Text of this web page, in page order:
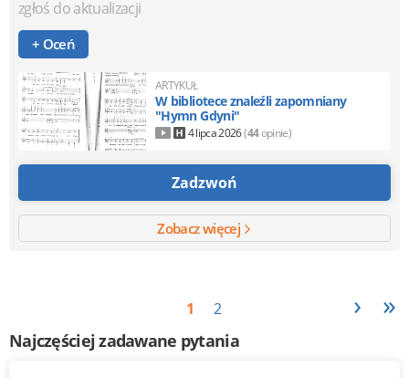
zgłoś do aktualizacji
+ Oceń
ARTYKUŁ
W bibliotece znaleźli zapomniany
"Hymn Gdyni"
4 lipca 2026(44opinie)
Zadzwoń
Zobacz więcej
1 2 › »
Najczęściej zadawane pytania